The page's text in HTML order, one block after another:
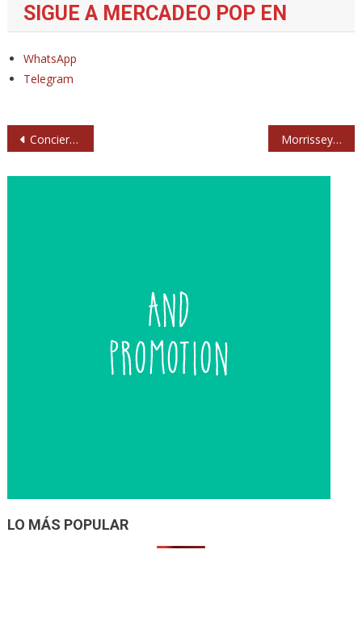
SIGUE A MERCADEO POP EN
WhatsApp
Telegram
Navegación
Concierto de Black Pumas en Barcelona Morrissey y los Smiths. Tanto por lo que responder
LO MÁS POPULAR